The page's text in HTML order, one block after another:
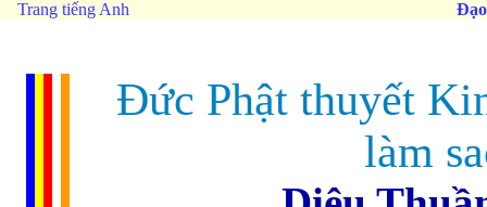
Trang tiếng Anh
Ðức Phật thuyết
làm